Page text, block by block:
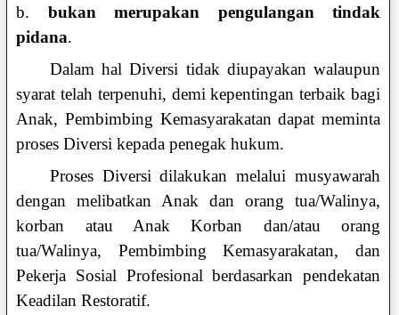
b. bukan merupakan pengulangan tindak
pidana.
Dalam hal Diversi tidak diupayakan walaupun
syarat telah terpenuhi, demi kepentingan terbaik bagi
Anak, Pembimbing Kemasyarakatan dapat meminta
proses Diversi kepada penegak hukum.
Proses Diversi dilakukan melalui musyawarah
dengan melibatkan Anak dan orang tua/Walinya,
korban atau Anak Korban dan/atau orang
tua/Walinya, Pembimbing Kemasyarakatan, dan
Pekerja Sosial Profesional berdasarkan pendekatan
Keadilan Restoratif.